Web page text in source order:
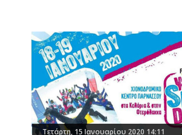
Τετάρτη, 15 Ιανουαρίου 2020 14:11